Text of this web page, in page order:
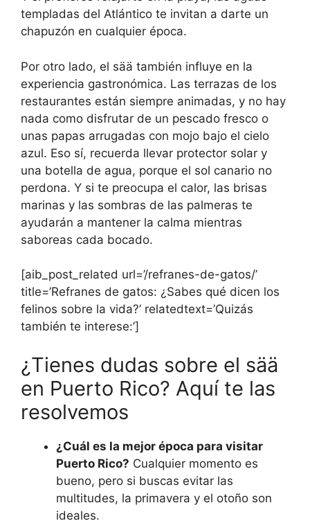
templadas del Atlántico te invitan a darte un
chapuzón en cualquier época.
Por otro lado, el sää también influye en la
experiencia gastronómica. Las terrazas de los
restaurantes están siempre animadas, y no hay
nada como disfrutar de un pescado fresco o
unas papas arrugadas con mojo bajo el cielo
azul. Eso sí, recuerda llevar protector solar y
una botella de agua, porque el sol canario no
perdona. Y si te preocupa el calor, las brisas
marinas y las sombras de las palmeras te
ayudarán a mantener la calma mientras
saboreas cada bocado.
[aib_post_related url=’/refranes-de-gatos/’
title=’Refranes de gatos: ¿Sabes qué dicen los
felinos sobre la vida?’ relatedtext=’Quizás
también te interese:’]
¿Tienes dudas sobre el sää
en Puerto Rico? Aquí te las
resolvemos
¿Cuál es la mejor época para visitar
Puerto Rico? Cualquier momento es
bueno, pero si buscas evitar las
multitudes, la primavera y el otoño son
ideales.